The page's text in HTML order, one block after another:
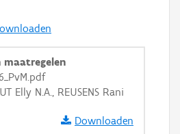
Elly N.A., REUSENS Rani
Downloaden